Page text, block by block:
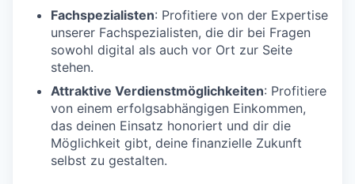
Fachspezialisten: Profitiere von der Expertise
unserer Fachspezialisten, die dir bei Fragen
sowohl digital als auch vor Ort zur Seite
stehen.
Attraktive Verdienstmöglichkeiten: Profitiere
von einem erfolgsabhängigen Einkommen,
das deinen Einsatz honoriert und dir die
Möglichkeit gibt, deine finanzielle Zukunft
selbst zu gestalten.